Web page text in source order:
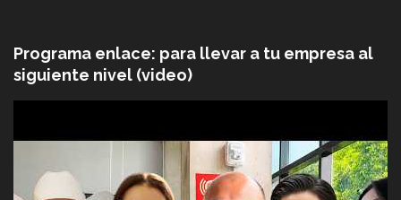
Programa enlace: para llevar a tu empresa al
siguiente nivel (video)